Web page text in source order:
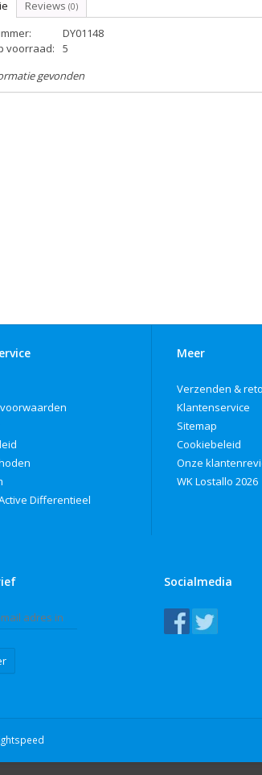
Reviews (0)
DY01148
voorraad:
5
gevonden
Differentieel
Meer
Verzenden &
Klantenservice
Sitemap
Cookiebeleid
Onze
WK Lostallo 2026
Socialmedia